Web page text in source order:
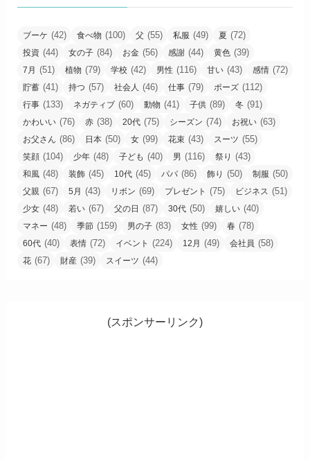
ブーケ (42) 食べ物 (100) 父 (55) 私服 (49) 夏 (72)
投資 (44) 女の子 (84) お金 (56) 感謝 (44) 黄色 (39)
7月 (51) 植物 (79) 学校 (42) 男性 (116) 甘い (43) 感情 (72)
貯蓄 (41) 持つ (57) 社会人 (46) 仕事 (79) ポーズ (112)
行事 (133) ネガティブ (60) 動物 (41) 子供 (89) 冬 (91)
かわいい (76) 赤 (38) 20代 (75) シーズン (74) お祝い (63)
お父さん (86) 日本 (50) 女 (99) 花束 (43) スーツ (55)
笑顔 (104) 少年 (48) 子ども (40) 男 (116) 祭り (43)
和風 (48) 装飾 (45) 10代 (45) パパ (86) 飾り (50) 制服 (50)
父親 (67) 5月 (43) リボン (69) プレゼント (75) ビジネス (51)
少女 (48) 若い (67) 父の日 (87) 30代 (50) 嬉しい (40)
マネー (48) 季節 (159) 男の子 (83) 女性 (99) 春 (78)
60代 (40) 表情 (72) イベント (224) 12月 (49) 会社員 (58)
花 (67) 財産 (39) スイーツ (44)
(スポンサーリンク)